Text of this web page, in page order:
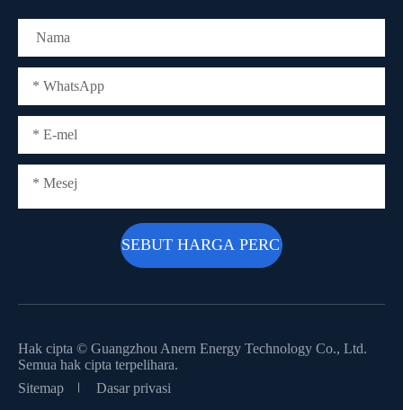
Hak cipta © Guangzhou Anern Energy Technology Co., Ltd.
Semua hak cipta terpelihara.
Sitemap
Dasar privasi